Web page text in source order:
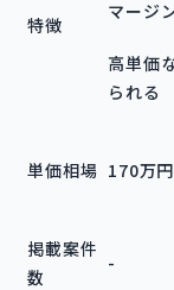
特徴
マージ
高単価
られる
単価相場 170万円
掲載案件
数
-